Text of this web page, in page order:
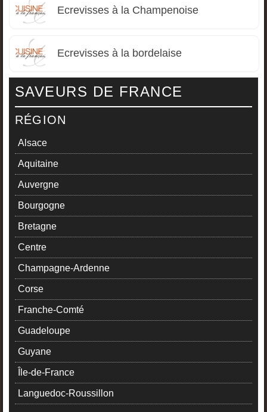
Ecrevisses à la Champenoise
Ecrevisses à la bordelaise
SAVEURS DE FRANCE
RÉGION
Alsace
Aquitaine
Auvergne
Bourgogne
Bretagne
Centre
Champagne-Ardenne
Corse
Franche-Comté
Guadeloupe
Guyane
Île-de-France
Languedoc-Roussillon